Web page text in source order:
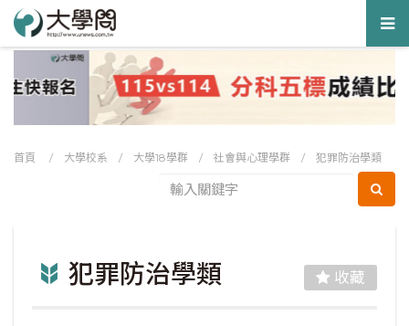
首頁 / 大學校系 / 大學18學群 / 社會與心理學群 / 犯罪防治學類
犯罪防治學類 收藏